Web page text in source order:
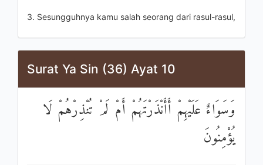
3. Sesungguhnya kamu salah seorang dari rasul-rasul,
Surat Ya Sin (36) Ayat 10
وَسَوَاءٌ عَلَيْهِمْ أَأَنْذَرْتَهُمْ أَمْ لَمْ تُنْذِرْهُمْ لَا
يُؤْمِنُونَ